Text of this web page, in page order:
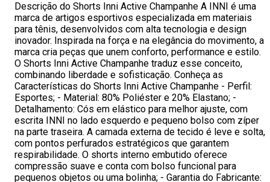
Descrição do Shorts Inni Active Champanhe A INNI é uma
marca de artigos esportivos especializada em materiais
para tênis, desenvolvidos com alta tecnologia e design
inovador. Inspirada na força e na elegância do movimento, a
marca cria peças que unem conforto, performance e estilo.
O Shorts Inni Active Champanhe traduz esse conceito,
combinando liberdade e sofisticação. Conheça as
Características do Shorts Inni Active Champanhe - Perfil:
Esportes; - Material: 80% Poliéster e 20% Elastano; -
Detalhamento: Cós em elástico para melhor ajuste, com
escrita INNI no lado esquerdo e pequeno bolso com zíper
na parte traseira. A camada externa de tecido é leve e solta,
com pontos perfurados estratégicos que garantem
respirabilidade. O shorts interno embutido oferece
compressão suave e conta com bolso funcional para
pequenos objetos ou uma bolinha; - Garantia do Fabricante: